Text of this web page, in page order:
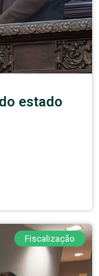
estado
Fiscalização